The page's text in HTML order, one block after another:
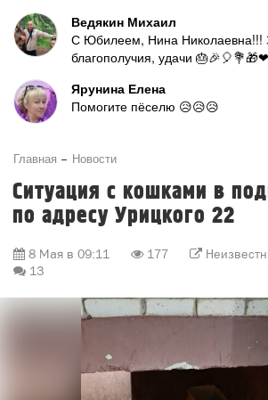
Ведякин Михаил
С Юбилеем, Нина Николаевна!!!
благополучия, удачи 🎂🎉🎈💐🎁❤
Ярунина Елена
Помогите пёселю 😥😥😥
Главная Новости
Ситуация с кошками в
по адресу Урицкого 22
8 Мая в 09:11 177
13